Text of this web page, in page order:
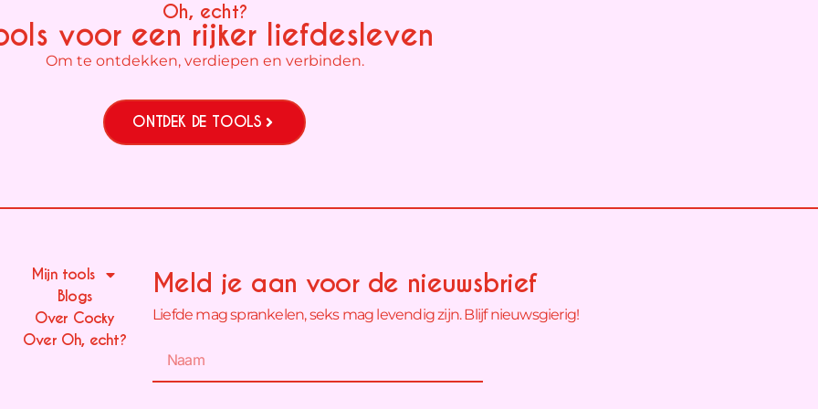
Oh, echt?
voor een rijker liefdesleven
Om te ontdekken, verdiepen en verbinden.
ONTDEK DE TOOLS
Mijn tools
Blogs
Over Cocky
Over Oh, echt?
Meld je aan voor de nieuwsbrief
Liefde mag sprankelen, seks mag levendig zijn. Blijf nieuwsgierig!